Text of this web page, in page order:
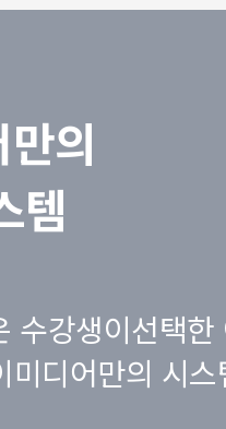
의
템
수강생이선택한
미디어만의 시